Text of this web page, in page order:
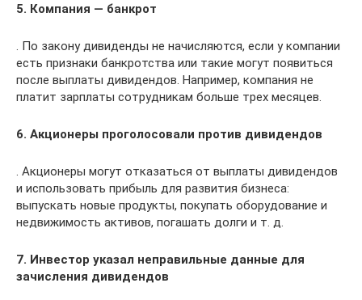
5. Компания — банкрот
. По закону дивиденды не начисляются, если у компании
есть признаки банкротства или такие могут появиться
после выплаты дивидендов. Например, компания не
платит зарплаты сотрудникам больше трех месяцев.
6. Акционеры проголосовали против дивидендов
. Акционеры могут отказаться от выплаты дивидендов
и использовать прибыль для развития бизнеса:
выпускать новые продукты, покупать оборудование и
недвижимость активов, погашать долги и т. д.
7. Инвестор указал неправильные данные для
зачисления дивидендов